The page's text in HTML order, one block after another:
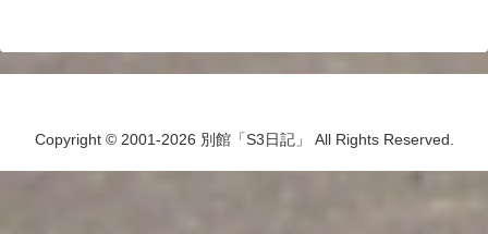
Copyright © 2001-2026 別館「S3日記」 All Rights Reserved.